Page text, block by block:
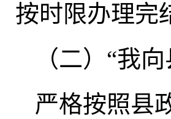
按时限办理完
（二）“我
严格按照县